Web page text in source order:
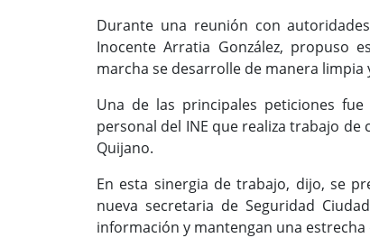
Durante una reunión con
Inocente Arratia González, propuso
marcha se desarrolle de manera limpia
Una de las principales peticiones
personal del INE que realiza trabajo
Quijano.
En esta sinergia de trabajo, dijo, se
nueva secretaria de Seguridad
información y mantengan una